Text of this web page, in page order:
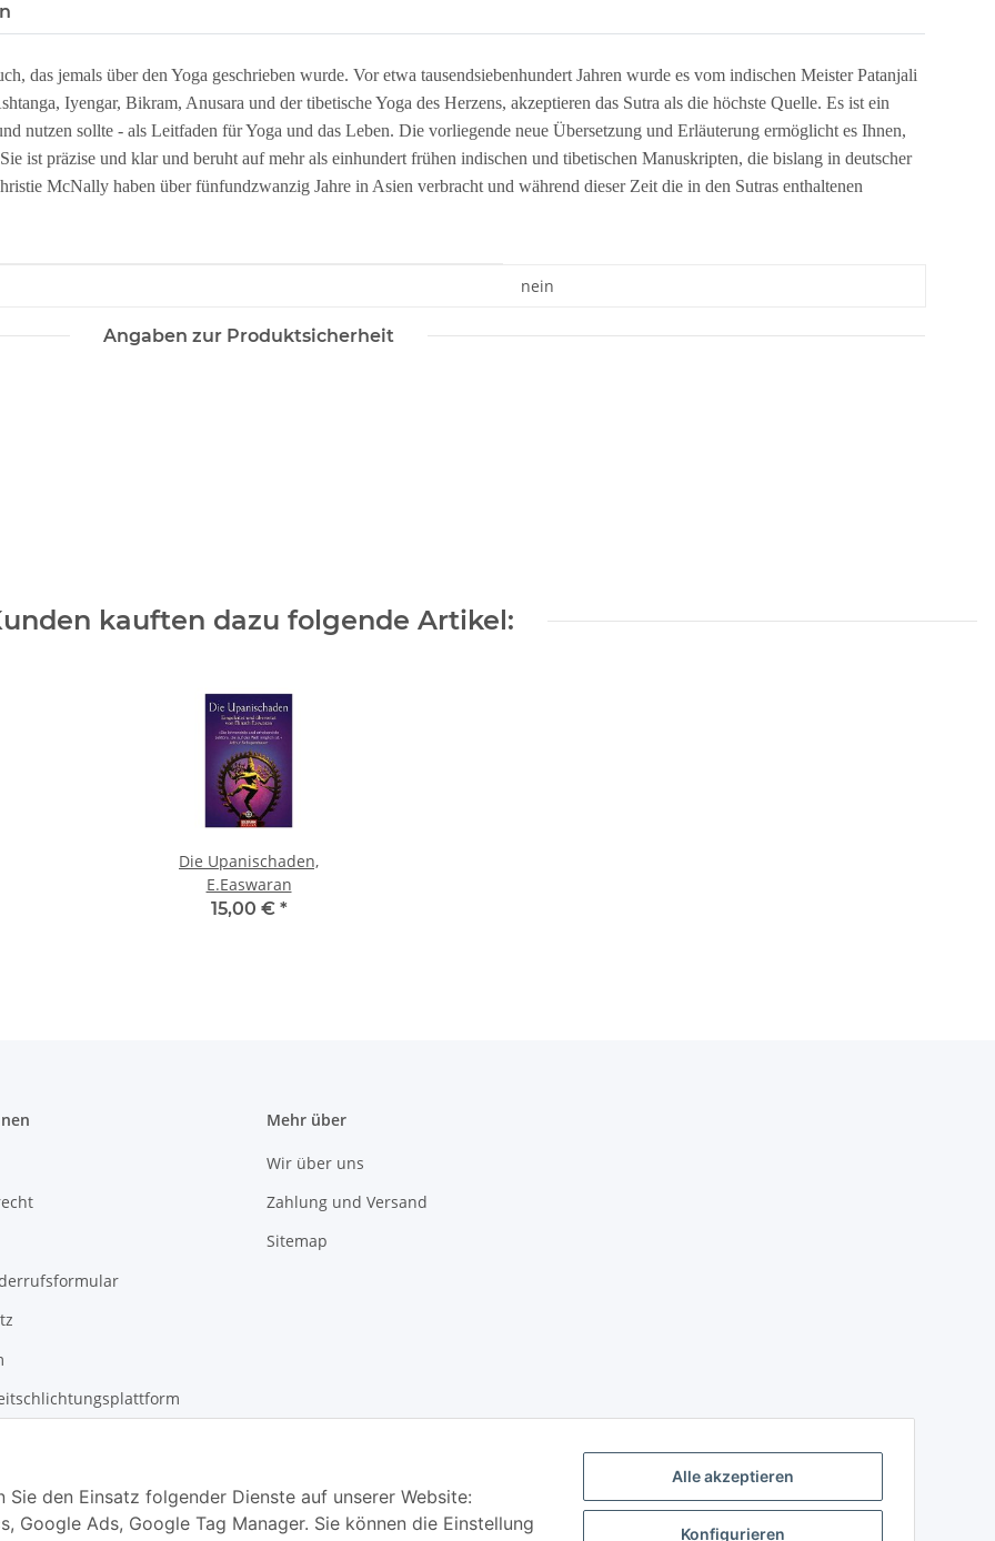
Alle akzeptieren
Konfigurieren
den Einsatz folgender Dienste auf unserer Website:
Google Ads, Google Tag Manager. Sie können die Einstellung
das jemals über den Yoga geschrieben wurde. Vor etwa tausendsiebenhundert Jahren wurde es vom indischen Meister Patanjali
Iyengar, Bikram, Anusara und der tibetische Yoga des Herzens, akzeptieren das Sutra als die höchste Quelle. Es ist ein
nutzen sollte - als Leitfaden für Yoga und das Leben. Die vorliegende neue Übersetzung und Erläuterung ermöglicht es Ihnen,
ist präzise und klar und beruht auf mehr als einhundert frühen indischen und tibetischen Manuskripten, die bislang in deutscher
McNally haben über fünfundzwanzig Jahre in Asien verbracht und während dieser Zeit die in den Sutras enthaltenen
nein
Angaben zur Produktsicherheit
kauften dazu folgende Artikel:
Die Upanischaden,
E.Easwaran
15,00 € *
Mehr über
Wir über uns
Zahlung und Versand
Sitemap